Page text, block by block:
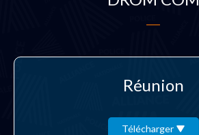
Réunion
Télécharger